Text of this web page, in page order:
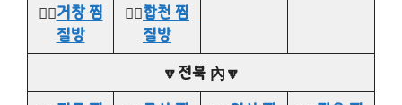
👉🏻거창 찜
질방
👉🏻합천 찜
질방
🔽전북 內🔽